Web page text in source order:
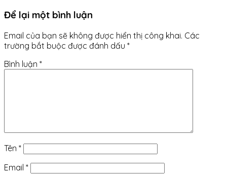
Để lại một bình luận
Email của bạn sẽ không được hiển thị công khai. Các
trường bắt buộc được đánh dấu *
Bình luận *
Tên *
Email *